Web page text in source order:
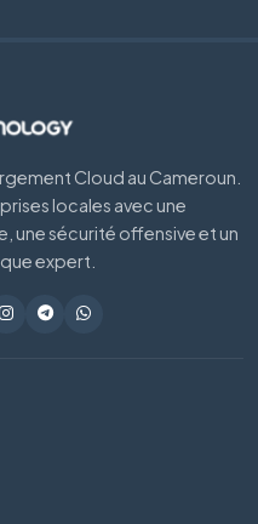
Cloud au Cameroun.
locales avec une
une sécurité offensive et un
expert.